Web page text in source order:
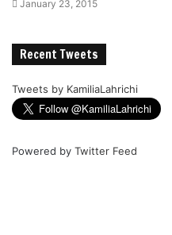
January 23, 2015
Recent Tweets
Tweets by KamiliaLahrichi
Powered by Twitter Feed